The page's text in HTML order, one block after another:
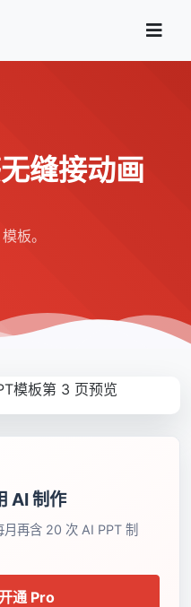
缝接动画
板。
AI 制作
再含 20 次 AI PPT 制
通 Pro